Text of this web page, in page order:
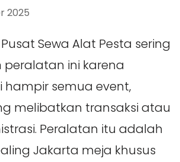
2025
Sewa Alat Pesta sering
peralatan ini karena
semua event,
melibatkan transaksi atau
Peralatan itu adalah
Jakarta meja khusus